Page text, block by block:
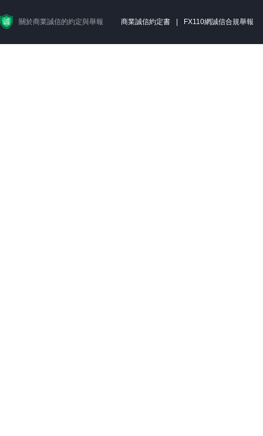
關於商業誠信的約定與舉報 商業誠信約定書 FX110網誠信合規舉報